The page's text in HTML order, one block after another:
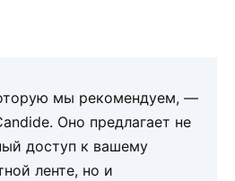
мы рекомендуем, —
Оно предлагает не
доступ к вашему
ленте, но и